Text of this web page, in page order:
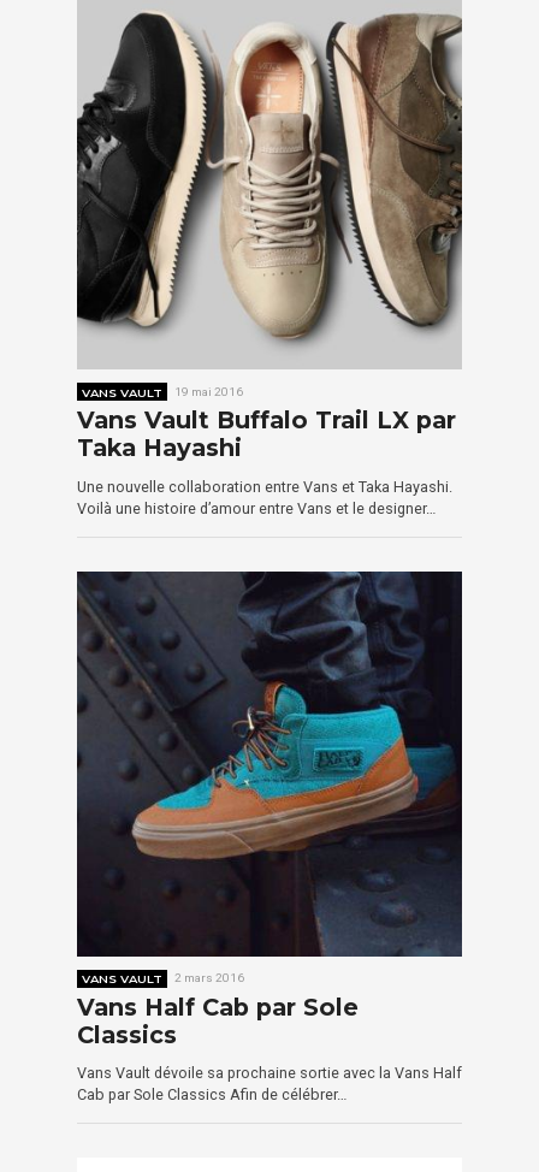
VANS VAULT 19 mai 2016
Vans Vault Buffalo Trail LX par
Taka Hayashi
Une nouvelle collaboration entre Vans et Taka Hayashi.
Voilà une histoire d’amour entre Vans et le designer…
VANS VAULT 2 mars 2016
Vans Half Cab par Sole
Classics
Vans Vault dévoile sa prochaine sortie avec la Vans Half
Cab par Sole Classics Afin de célébrer…